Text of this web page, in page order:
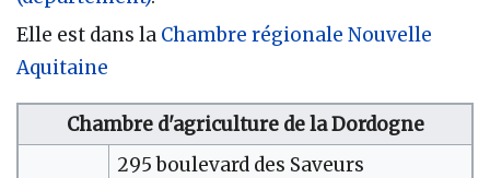
Elle est dans la Chambre régionale Nouvelle
Aquitaine
Chambre d'agriculture de la Dordogne
295 boulevard des Saveurs